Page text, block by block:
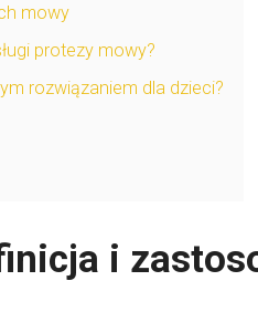
mowy
protezy mowy?
rozwiązaniem dla dzieci?
i